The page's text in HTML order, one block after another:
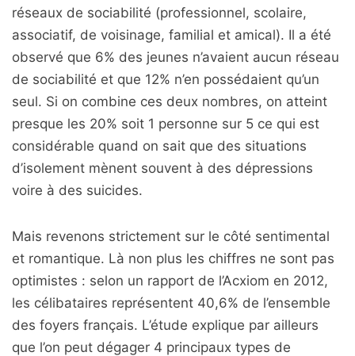
réseaux de sociabilité (professionnel, scolaire,
associatif, de voisinage, familial et amical). Il a été
observé que 6% des jeunes n’avaient aucun réseau
de sociabilité et que 12% n’en possédaient qu’un
seul. Si on combine ces deux nombres, on atteint
presque les 20% soit 1 personne sur 5 ce qui est
considérable quand on sait que des situations
d’isolement mènent souvent à des dépressions
voire à des suicides.
Mais revenons strictement sur le côté sentimental
et romantique. Là non plus les chiffres ne sont pas
optimistes : selon un rapport de l’Acxiom en 2012,
les célibataires représentent 40,6% de l’ensemble
des foyers français. L’étude explique par ailleurs
que l’on peut dégager 4 principaux types de